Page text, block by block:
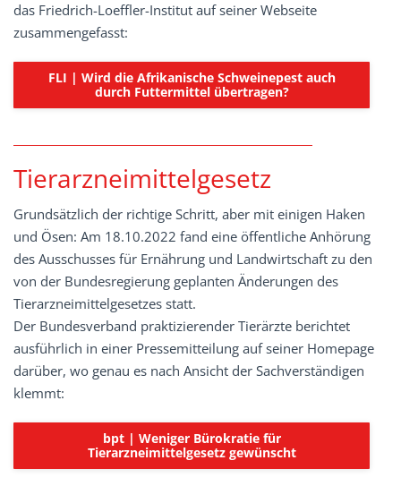
das Friedrich-Loeffler-Institut auf seiner Webseite
zusammengefasst:
FLI | Wird die Afrikanische Schweinepest auch
durch Futtermittel übertragen?
Tierarzneimittelgesetz
Grundsätzlich der richtige Schritt, aber mit einigen Haken
und Ösen: Am 18.10.2022 fand eine öffentliche Anhörung
des Ausschusses für Ernährung und Landwirtschaft zu den
von der Bundesregierung geplanten Änderungen des
Tierarzneimittelgesetzes statt.
Der Bundesverband praktizierender Tierärzte berichtet
ausführlich in einer Pressemitteilung auf seiner Homepage
darüber, wo genau es nach Ansicht der Sachverständigen
klemmt:
bpt | Weniger Bürokratie für
Tierarzneimittelgesetz gewünscht